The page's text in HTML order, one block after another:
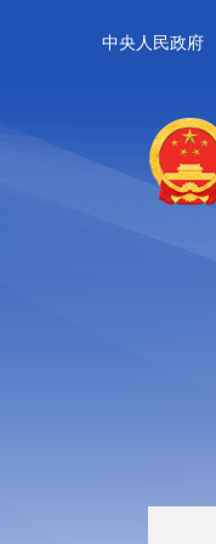
中央人民政府